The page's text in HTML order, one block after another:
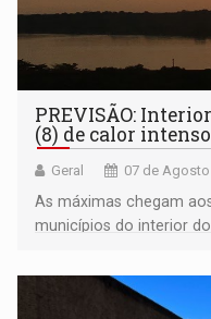
PREVISÃO:
(8) de calor
Geral 07 de
As máximas chegam
municípios do interior